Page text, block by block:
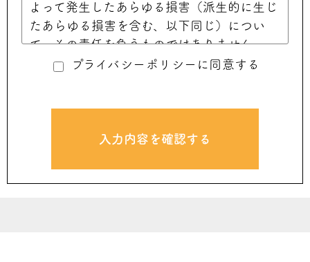
よって発生したあらゆる損害（派生的に生じ
たあらゆる損害を含む、以下同じ）につい
て、その責任を負うものではありません。
3. 当社は予告なしに、本ウェブサイト上の
その責任を負うものではありません。
プライバシーポリシーに同意する